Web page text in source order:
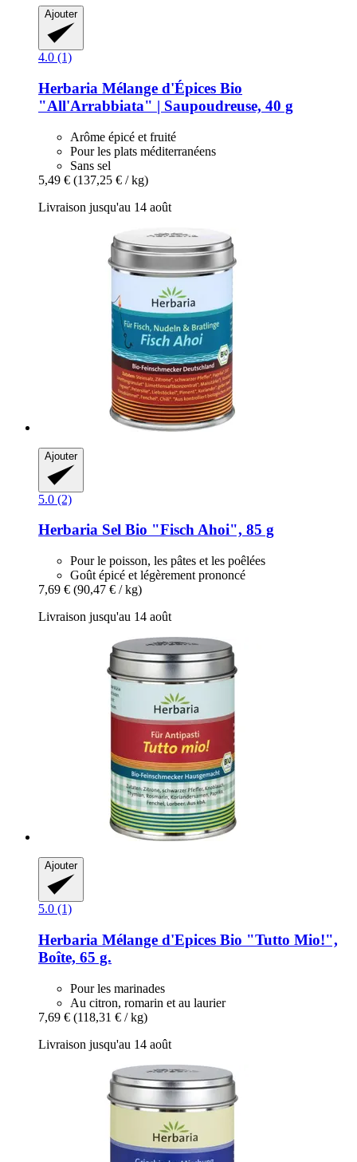
Ajouter
4.0 (1)
Herbaria Mélange d'Épices Bio
"All'Arrabbiata" | Saupoudreuse, 40 g
Arôme épicé et fruité
Pour les plats méditerranéens
Sans sel
5,49 € (137,25 € / kg)
Livraison jusqu'au 14 août
Ajouter
5.0 (2)
Herbaria Sel Bio "Fisch Ahoi", 85 g
Pour le poisson, les pâtes et les poêlées
Goût épicé et légèrement prononcé
7,69 € (90,47 € / kg)
Livraison jusqu'au 14 août
Ajouter
5.0 (1)
Herbaria Mélange d'Epices Bio "Tutto Mio!",
Boîte, 65 g.
Pour les marinades
Au citron, romarin et au laurier
7,69 € (118,31 € / kg)
Livraison jusqu'au 14 août